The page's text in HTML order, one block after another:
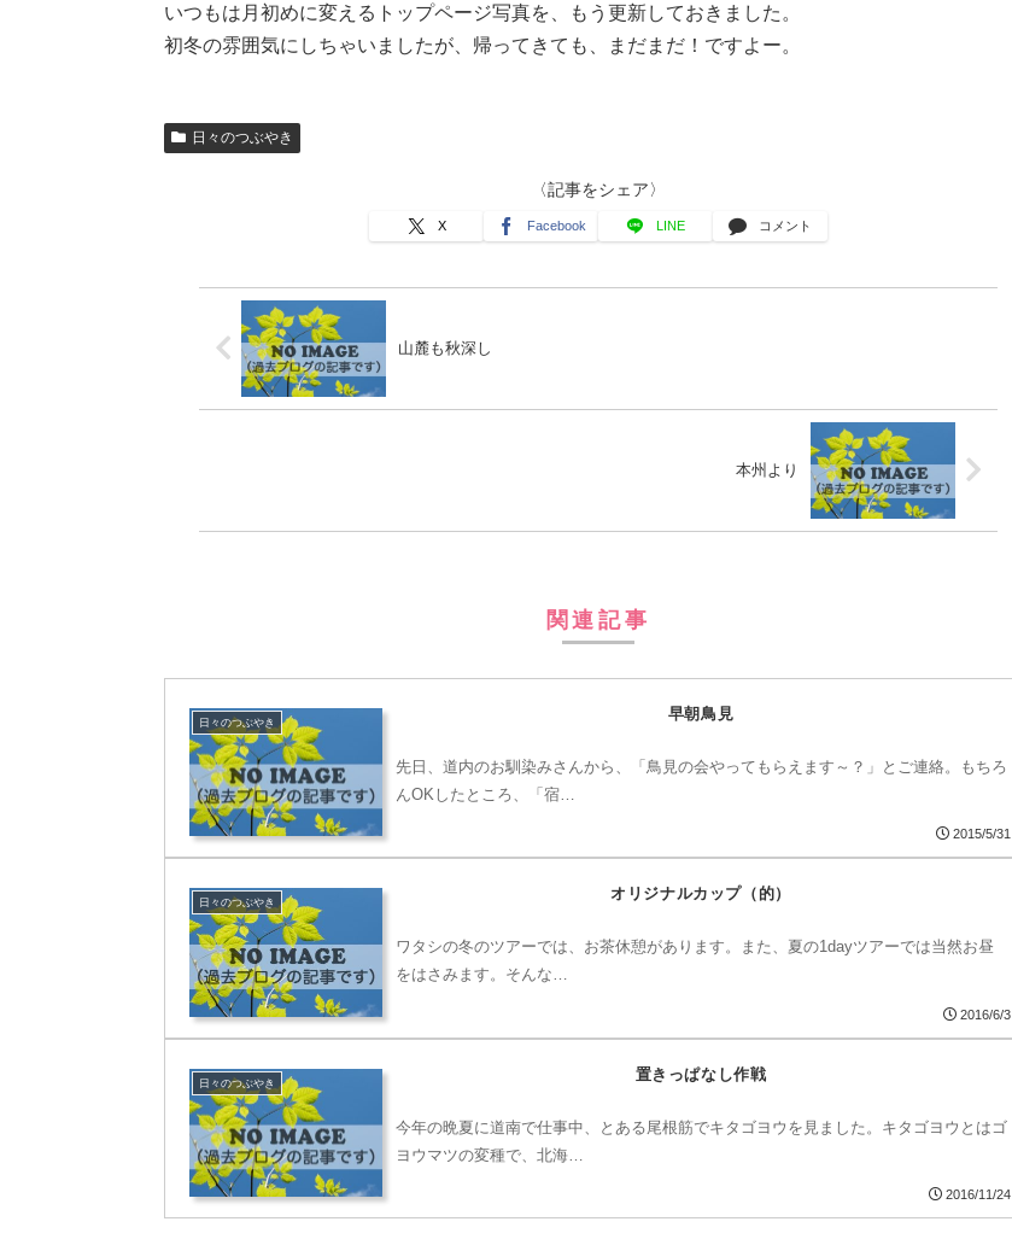
いつもは月初めに変えるトップページ写真を、もう更新しておきました。
初冬の雰囲気にしちゃいましたが、帰ってきても、まだまだ！ですよー。
日々のつぶやき
〈記事をシェア〉
X Facebook LINE コメント
山麓も秋深し
本州より
関連記事
日々のつぶやき
早朝鳥見
先日、道内のお馴染みさんから、「鳥見の会やってもらえます～？」とご連絡。もちろ
んOKしたところ、「宿…
2015/5/31
日々のつぶやき
オリジナルカップ（的）
ワタシの冬のツアーでは、お茶休憩があります。また、夏の1dayツアーでは当然お昼
をはさみます。そんな…
2016/6/3
日々のつぶやき
置きっぱなし作戦
今年の晩夏に道南で仕事中、とある尾根筋でキタゴヨウを見ました。キタゴヨウとはゴ
ヨウマツの変種で、北海…
2016/11/24